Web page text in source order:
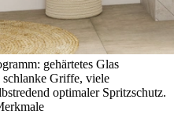
gehärtetes Glas
Griffe, viele
optimaler Spritzschutz.